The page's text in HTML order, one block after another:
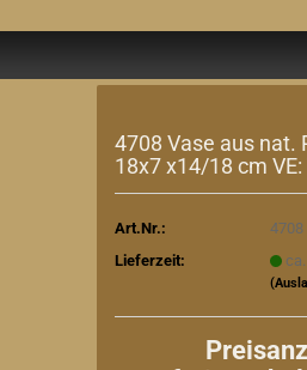
4708 Vase aus nat.
18x7 x14/18 cm VE:
Art.Nr.:
4708
Lieferzeit: